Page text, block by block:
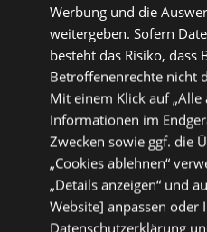
Werbung und die
weitergeben. Sofern
besteht das Risiko,
Betroffenenrechte nicht
Mit einem Klick auf
Informationen im
Zwecken sowie ggf. die
„Cookies ablehnen“
„Details anzeigen“ und
Website] anpassen
Datenschutzerklärung